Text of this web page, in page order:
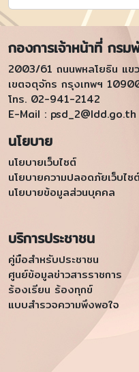
กองการเจ้าหน้าที่ กร
2003/61 ถนนพหลโยธิน แข
เขตจตุจักร กรุงเทพฯ
โทร. 02-941-2142
E-Mail : psd_2@ldd.go.th
นโยบาย
นโยบายเว็บไซต์
นโยบายความปลอดภัยเว็บไซ
นโยบายข้อมูลส่วนบุคคล
บริการประชาชน
คู่มือสำหรับประชาชน
ศูนย์ข้อมูลข่าวสารราชการ
ร้องเรียน ร้องทุกข์
แบบสำรวจความพึงพอใจ